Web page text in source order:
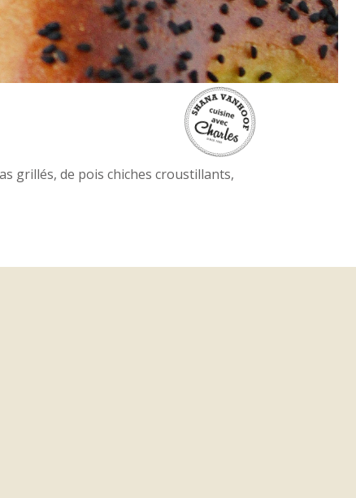
grillés, de pois chiches croustillants,